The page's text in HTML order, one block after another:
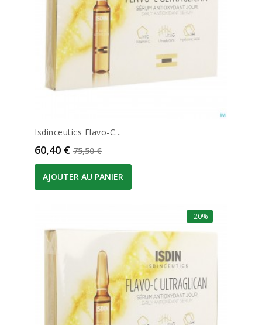
Isdinceutics Flavo-C...
Prix
60,40 € Prix de base
75,50 €
AJOUTER AU PANIER
-20%